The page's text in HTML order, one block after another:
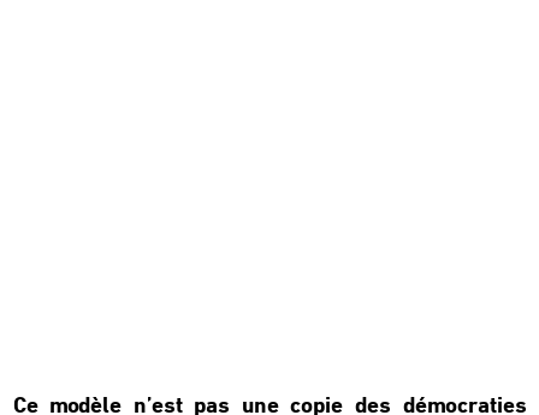
Ce modèle n’est pas une copie des démocraties